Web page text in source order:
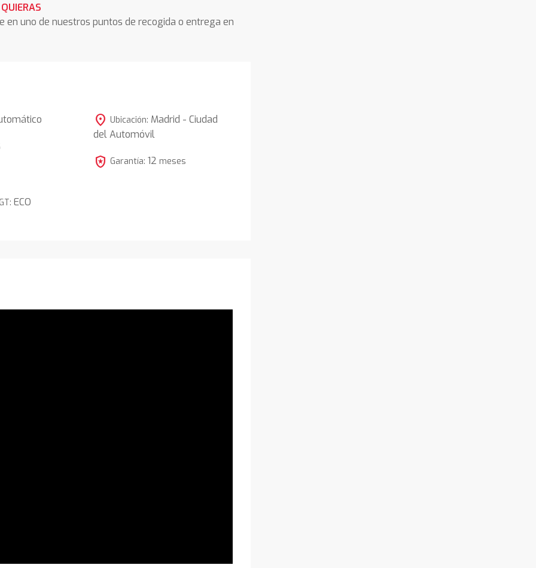
uno de nuestros puntos de recogida o entrega en
ECO
location_on Ubicación: Madrid - Ciudad
del Automóvil
local_police Garantía: 12 meses